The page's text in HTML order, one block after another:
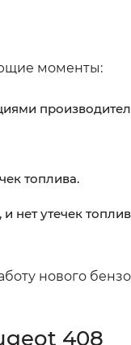
моменты:
топлива.
нет утечек
нового
408